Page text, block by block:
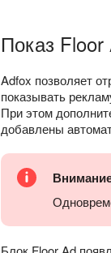
Показ Floor
Adfox позволяет
показывать
При этом
добавлены